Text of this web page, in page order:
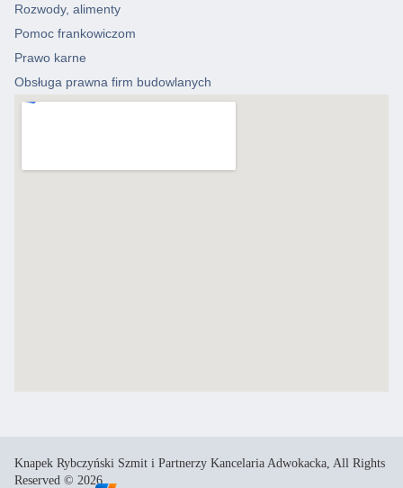
Rozwody, alimenty
Pomoc frankowiczom
Prawo karne
Obsługa prawna firm budowlanych
Knapek Rybczyński Szmit i Partnerzy Kancelaria Adwokacka, All Rights
Reserved © 2026